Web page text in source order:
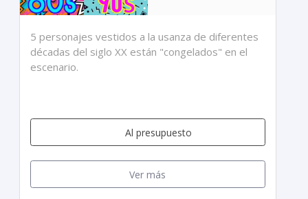
5 personajes vestidos a la usanza de diferentes
décadas del siglo XX están "congelados" en el
escenario.
Al presupuesto
Ver más